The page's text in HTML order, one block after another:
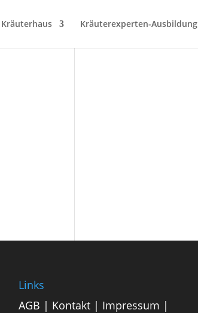
Kräuterhaus Kräuterexperten-Ausbildung
Links
AGB | Kontakt| Impressum |